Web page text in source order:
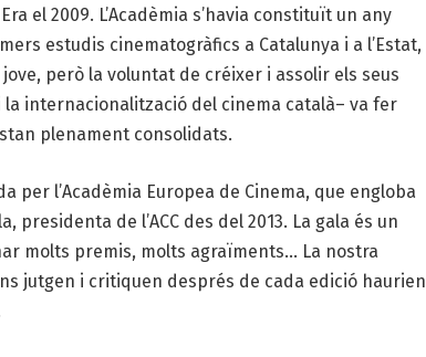
el 2009. L’Acadèmia s’havia constituït un any
estudis cinematogràfics a Catalunya i a l’Estat,
però la voluntat de créixer i assolir els seus
internacionalització del cinema català– va fer
plenament consolidats.
per l’Acadèmia Europea de Cinema, que engloba
presidenta de l’ACC des del 2013. La gala és un
molts premis, molts agraïments… La nostra
jutgen i critiquen després de cada edició haurien